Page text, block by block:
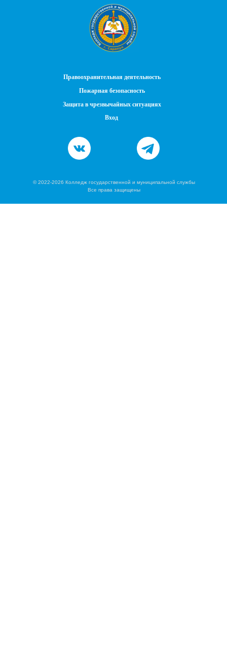
Правоохранительная деятельность
Пожарная безопасность
Защита в чрезвычайных ситуациях
Вход
© 2022-2026 Колледж государственной и муниципальной службы
Все права защищены